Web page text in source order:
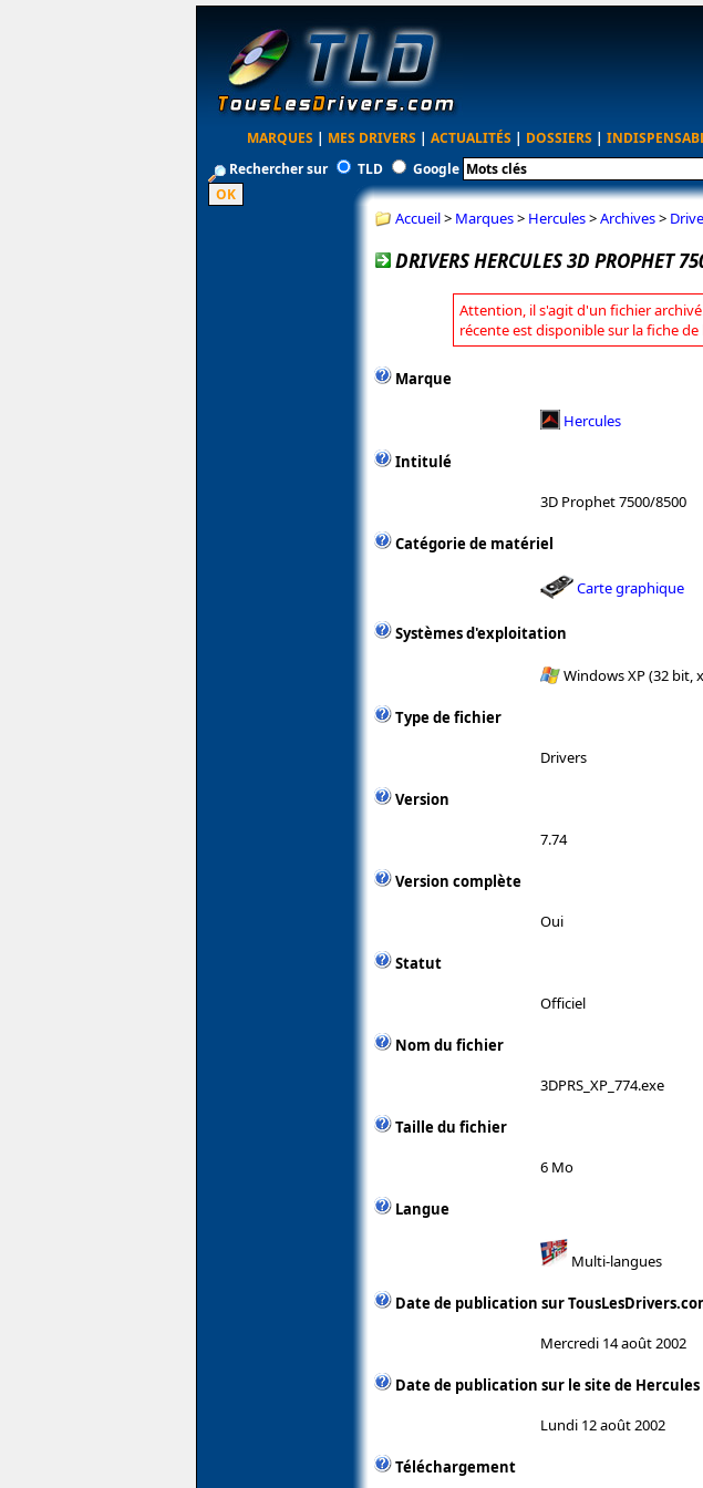
MARQUES | MES DRIVERS | ACTUALITÉS | DOSSIERS |
Rechercher sur
TLD Google
Accueil> Marques> Hercules>Archives>
DRIVERS HERCULES 3D PROPHET
Attention, il s'agit d'un fichier
récente est disponible sur la fiche
Marque
Hercules
Intitulé
3D Prophet 7500/8500
Catégorie de matériel
Carte graphique
Systèmes d'exploitation
Windows XP (32 bit,
Type de fichier
Drivers
Version
7.74
Version complète
Oui
Statut
Officiel
Nom du fichier
3DPRS_XP_774.exe
Taille du fichier
6 Mo
Langue
Multi-langues
Date de publication sur
Mercredi 14 août 2002
Date de publication sur le site de Hercules
Lundi 12 août 2002
Téléchargement